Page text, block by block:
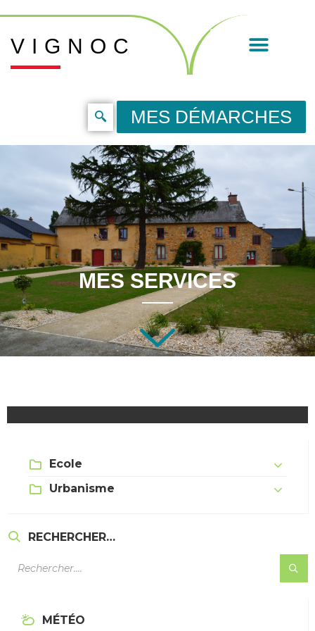
VIGNOC
MES DÉMARCHES
MES SERVICES
Ecole
Urbanisme
RECHERCHER…
MÉTÉO